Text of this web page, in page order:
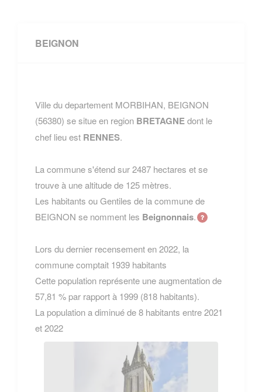
BEIGNON
Ville du departement MORBIHAN, BEIGNON
(56380) se situe en region BRETAGNEdont le
chef lieu est RENNES.
La commune s'étend sur 2487 hectares et se
trouve à une altitude de 125 mètres.
Les habitants ou Gentiles de la commune de
BEIGNON se nomment les Beignonnais.
Lors du dernier recensement en 2022, la
commune comptait 1939 habitants
Cette population représente une augmentation de
57,81 % par rapport à 1999 (818 habitants).
La population a diminué de 8 habitants entre 2021
et 2022